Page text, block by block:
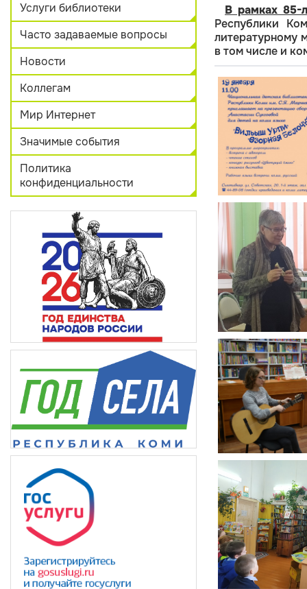
Услуги библиотеки
Часто задаваемые вопросы
Новости
Коллегам
Мир Интернет
Значимые события
Политика
конфиденциальности
В рамках 85-
Республики
литературному
в том числе и